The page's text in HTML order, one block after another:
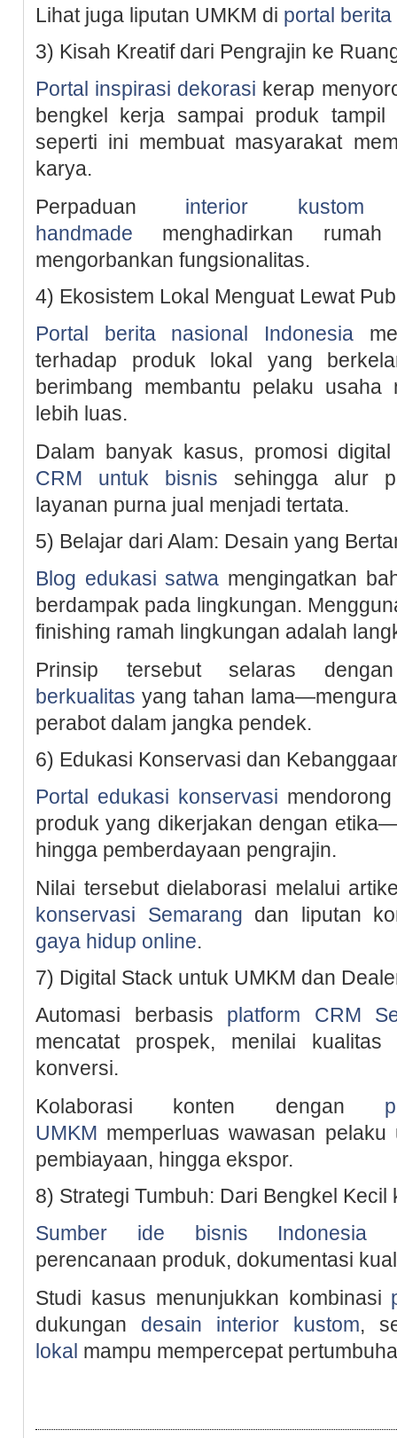
Lihat juga liputan UMKM di portal
3) Kisah Kreatif dari Pengrajin ke
Portal inspirasi dekorasi kerap
bengkel kerja sampai produk
seperti ini membuat masyarakat
karya.
Perpaduan interior kustom
handmade menghadirkan
mengorbankan fungsionalitas.
4) Ekosistem Lokal Menguat Lewat
Portal berita nasional Indonesia
terhadap produk lokal yang
berimbang membantu pelaku usaha
lebih luas.
Dalam banyak kasus, promosi
CRM untuk bisnis sehingga alur
layanan purna jual menjadi tertata.
5) Belajar dari Alam: Desain yang
Blog edukasi satwa mengingatkan
berdampak pada lingkungan.
finishing ramah lingkungan adalah
Prinsip tersebut selaras
berkualitas yang tahan
perabot dalam jangka pendek.
6) Edukasi Konservasi dan
Portal edukasi konservasi
produk yang dikerjakan dengan
hingga pemberdayaan pengrajin.
Nilai tersebut dielaborasi melalui
konservasi Semarang dan liputan
gaya hidup online.
7) Digital Stack untuk UMKM dan
Automasi berbasis platform CRM
mencatat prospek, menilai kualitas
konversi.
Kolaborasi konten dengan
UMKM memperluas wawasan
pembiayaan, hingga ekspor.
8) Strategi Tumbuh: Dari Bengkel
Sumber ide bisnis Indonesia
perencanaan produk, dokumentasi
Studi kasus menunjukkan kombinasi
dukungan desain interior kustom,
lokal mampu mempercepat